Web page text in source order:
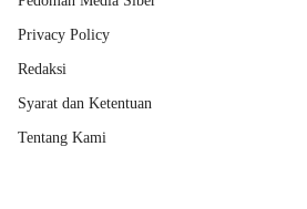
Privacy Policy
Redaksi
Syarat dan Ketentuan
Tentang Kami